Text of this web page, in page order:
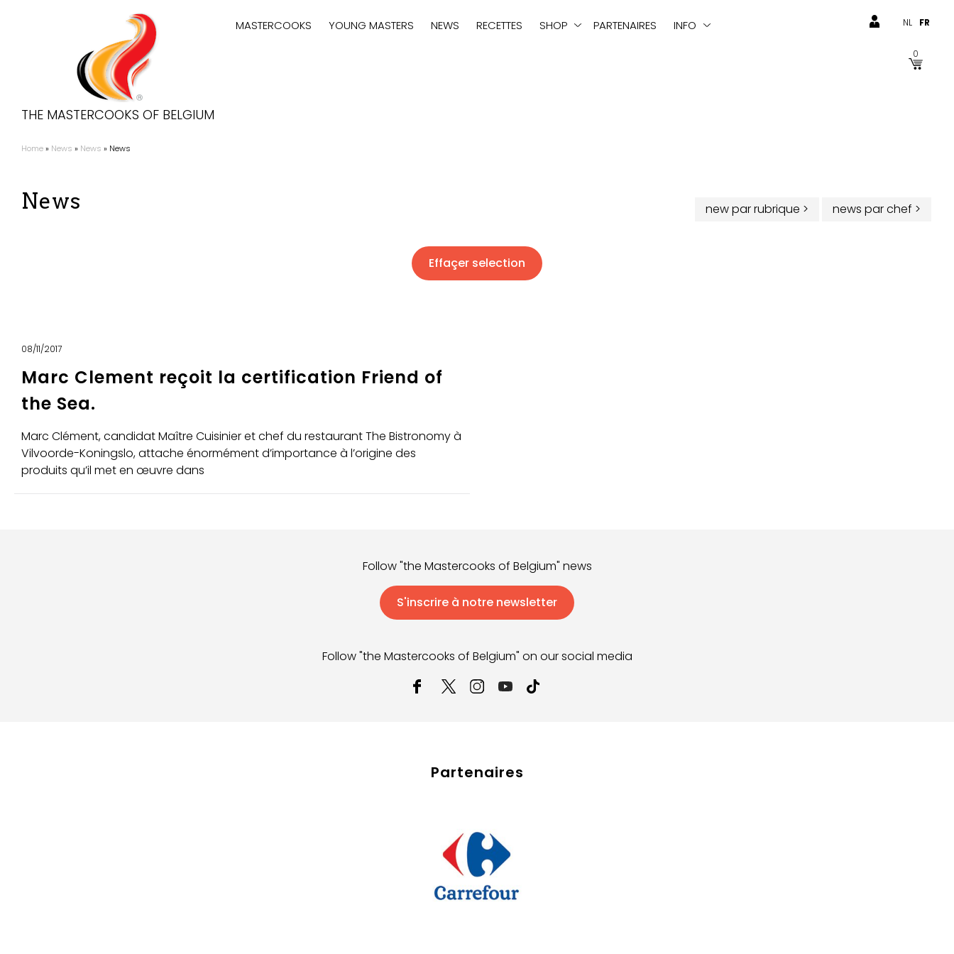
THE MASTERCOOKS OF BELGIUM
MASTERCOOKS YOUNG MASTERS NEWS RECETTES SHOP PARTENAIRES INFO NL FR
0
Fil
Home News News News
News new par rubrique > news par chef >
Effaçer selection
08/11/2017
Marc Clement reçoit la certification Friend of
the Sea.
Marc Clément, candidat Maître Cuisinier et chef du restaurant The Bistronomy à
Vilvoorde-Koningslo, attache énormément d’importance à l’origine des
produits qu’il met en œuvre dans
Follow "the Mastercooks of Belgium" news
S'inscrire à notre newsletter
Follow "the Mastercooks of Belgium" on our social media
Partenaires